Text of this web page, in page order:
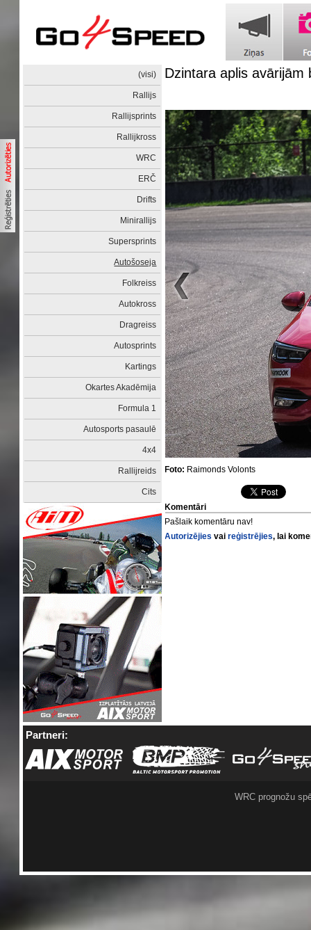
(visi)
Rallijs
Rallijsprints
Rallijkross
WRC
ERČ
Drifts
Minirallijs
Supersprints
Autošoseja
Folkreiss
Autokross
Dragreiss
Autosprints
Kartings
Okartes Akadēmija
Formula 1
Autosports pasaulē
4x4
Rallijreids
Cits
Dzintara aplis avārijām
Foto: Raimonds Volonts
Komentāri
Pašlaik komentāru nav!
Autorizējies vaireģistrējies, lai
Partneri:
WRC prognožu